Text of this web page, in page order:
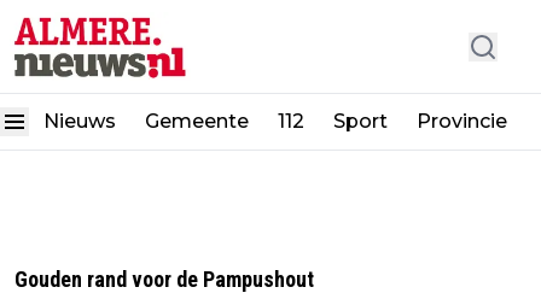
Nieuws Gemeente 112 Sport Provincie
Gouden rand voor de Pampushout